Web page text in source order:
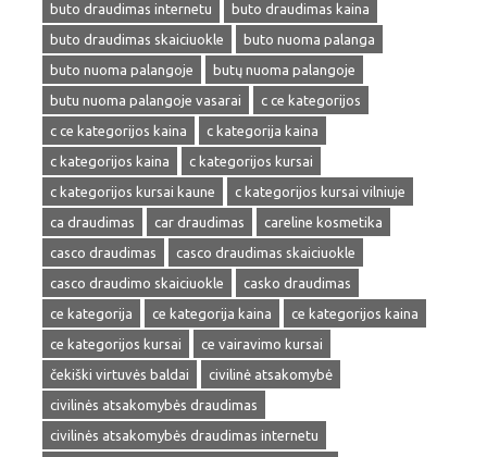
buto draudimas internetu
buto draudimas kaina
buto draudimas skaiciuokle
buto nuoma palanga
buto nuoma palangoje
butų nuoma palangoje
butu nuoma palangoje vasarai
c ce kategorijos
c ce kategorijos kaina
c kategorija kaina
c kategorijos kaina
c kategorijos kursai
c kategorijos kursai kaune
c kategorijos kursai vilniuje
ca draudimas
car draudimas
careline kosmetika
casco draudimas
casco draudimas skaiciuokle
casco draudimo skaiciuokle
casko draudimas
ce kategorija
ce kategorija kaina
ce kategorijos kaina
ce kategorijos kursai
ce vairavimo kursai
čekiški virtuvės baldai
civilinė atsakomybė
civilinės atsakomybės draudimas
civilinės atsakomybės draudimas internetu